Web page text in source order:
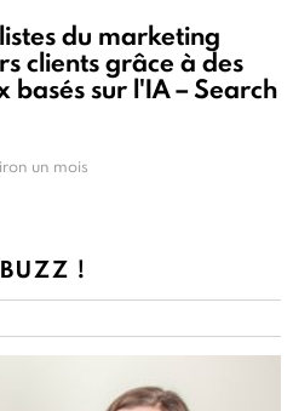
du marketing
clients grâce à des
sur l'IA – Search
un mois
!